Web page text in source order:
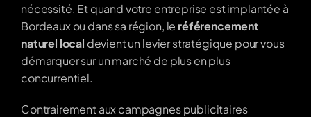
nécessité. Et quand votre entreprise est implantée à
Bordeaux ou dans sa région, le référencement
naturel local devient un levier stratégique pour vous
démarquer sur un marché de plus en plus
concurrentiel.
Contrairement aux campagnes publicitaires